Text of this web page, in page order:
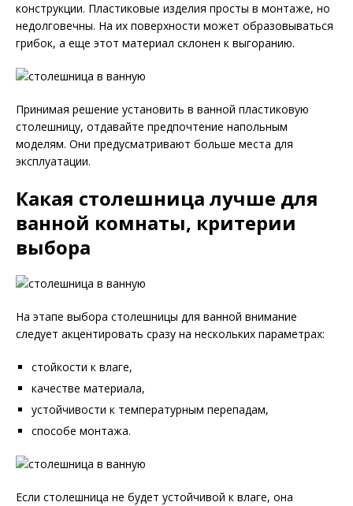
конструкции. Пластиковые изделия просты в монтаже, но
недолговечны. На их поверхности может образовываться
грибок, а еще этот материал склонен к выгоранию.
Принимая решение установить в ванной пластиковую
столешницу, отдавайте предпочтение напольным
моделям. Они предусматривают больше места для
эксплуатации.
Какая столешница лучше для
ванной комнаты, критерии
выбора
На этапе выбора столешницы для ванной внимание
следует акцентировать сразу на нескольких параметрах:
стойкости к влаге,
качестве материала,
устойчивости к температурным перепадам,
способе монтажа.
Если столешница не будет устойчивой к влаге, она